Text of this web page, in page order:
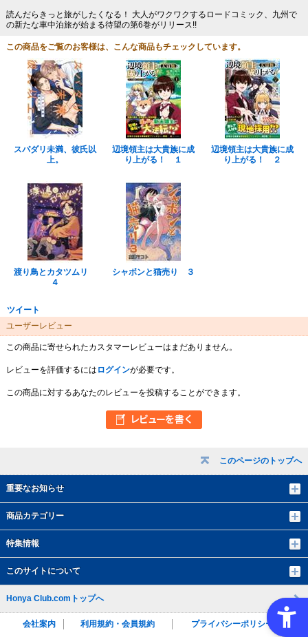
このページのトップへ
重要なお知らせ
商品カテゴリー
特集情報
このサイトについて
読んだらきっと旅がしたくなる！ 大人がワクワクするロードコミック、九州で
の新たな車中泊旅が始まる待望の第6巻がリリース!!
この商品をご覧のお客様は、こんな商品もチェックしています。
スパダリ未満、彼氏以
上。
辺境領主は大貴族に成
り上がる！ １
辺境領主は大貴族に成
り上がる！ ２
渡り鳥とカタツムリ
４
シャボンと猫売り ３
ツイート
ユーザーレビュー
この商品に寄せられたカスタマーレビューはまだありません。
レビューを評価するには ログインが必要です。
この商品に対するあなたのレビューを投稿することができます。
Honya Club.comトップへ
会社案内 利用規約・会員規約
プライバシーポリシー